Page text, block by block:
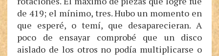
de 419; el mínimo, tres. Hubo un momento en
que esperé, o temí, que desaparecieran. A
poco de ensayar comprobé que un disco
aislado de los otros no podía multiplicarse o